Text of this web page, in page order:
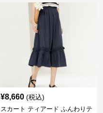
¥8,660 (税込)
スカート ティアード ふんわりテ